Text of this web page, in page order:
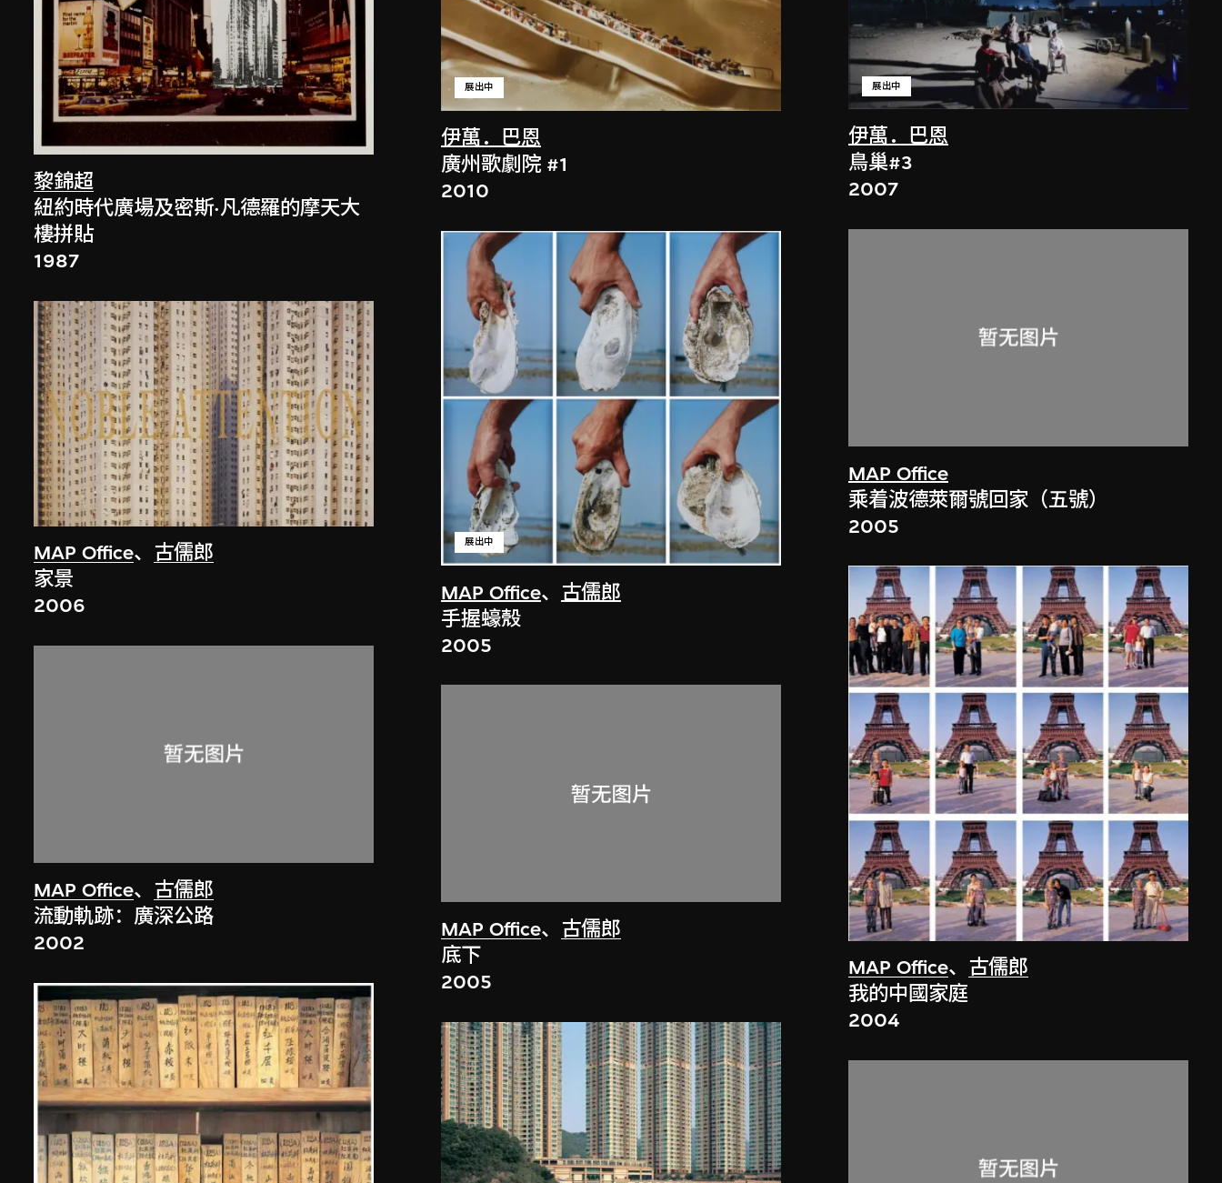
黎錦超
紐約時代廣場及密斯·凡德羅的摩天大
樓拼貼
1987
MAP Office、 古儒郎
家景
2006
MAP Office、 古儒郎
流動軌跡：廣深公路
2002
伊萬．巴恩
展出中
廣州歌劇院 #1
2010
MAP Office、 古儒郎
展出中
手握蠔殼
2005
MAP Office、 古儒郎
底下
2005
伊萬．巴恩
展出中
鳥巢#3
2007
MAP Office
乘着波德萊爾號回家（五號）
2005
MAP Office、 古儒郎
我的中國家庭
2004